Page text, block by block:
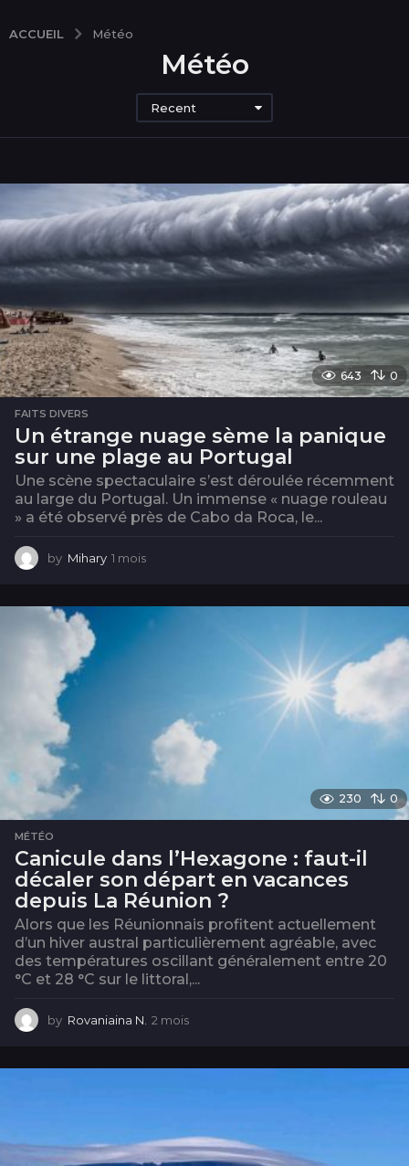
ACCUEIL Météo
Météo
Recent
643 0
FAITS DIVERS
Un étrange nuage sème la panique
sur une plage au Portugal
Une scène spectaculaire s’est déroulée récemment
au large du Portugal. Un immense « nuage rouleau
» a été observé près de Cabo da Roca, le...
by Mihary 1 mois
i
230 0
MÉTÉO
Canicule dans l’Hexagone : faut-il
décaler son départ en vacances
depuis La Réunion ?
Alors que les Réunionnais profitent actuellement
d’un hiver austral particulièrement agréable, avec
des températures oscillant généralement entre 20
°C et 28 °C sur le littoral,...
by Rovaniaina N. 2 mois
i